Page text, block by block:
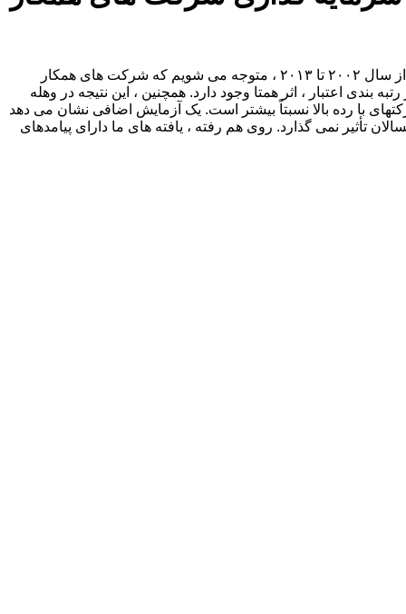
این مطالعه به بررسی نقش رتبه های تورم در سرمایه گذاری همسالان می پردازد. با استفاده از داده های مربوط به شرکت های کره جنوبی از سال ۲۰۰۲ تا ۲۰۱۳ ، متوجه می شویم که شرکت های همکار
بندی اعتبار ، اثر همتا وجود دارد. همچنین ، این نتیجه در وهله
با رده بالا نسبتاً بیشتر است. یک آزمایش اضافی نشان می دهد
تأثیر نمی گذارد. روی هم رفته ، یافته های ما دارای پیامدهای